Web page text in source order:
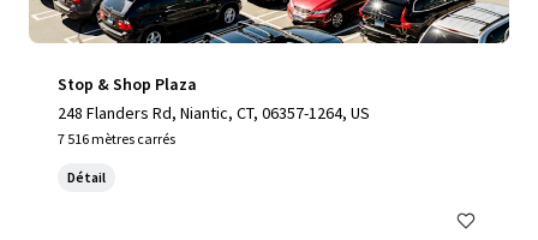
Stop & Shop Plaza
248 Flanders Rd, Niantic, CT, 06357-1264, US
7 516 mètres carrés
Détail